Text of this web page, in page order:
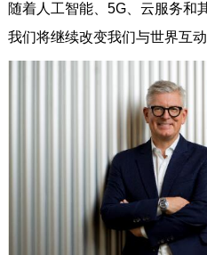
随着人工智能、5G、云服务和
我们将继续改变我们与世界互动